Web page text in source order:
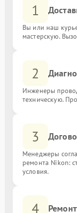
1
Вы или наш
мастерскую.
2
Инженеры
техническую.
3
Менеджеры
ремонта Nikon:
условия.
4 Ремонт